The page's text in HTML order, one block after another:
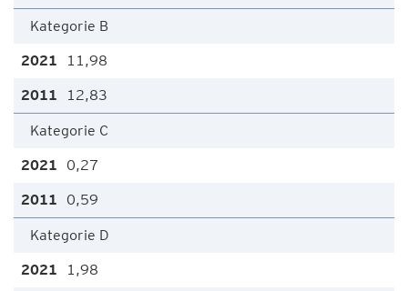
Kategorie B
11,98
12,83
Kategorie C
0,27
0,59
Kategorie D
1,98